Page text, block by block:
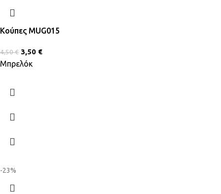
Κούπες MUG015
4,50€ 3,50 €
Μπρελόκ
-23%